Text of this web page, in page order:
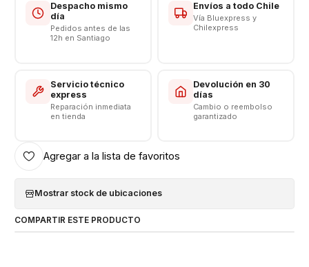
Despacho mismo
día
Pedidos antes de las
12h en Santiago
Envíos a todo Chile
Vía Bluexpress y
Chilexpress
Servicio técnico
express
Reparación inmediata
en tienda
Devolución en 30
días
Cambio o reembolso
garantizado
Agregar a la lista de favoritos
Mostrar stock de ubicaciones
COMPARTIR ESTE PRODUCTO